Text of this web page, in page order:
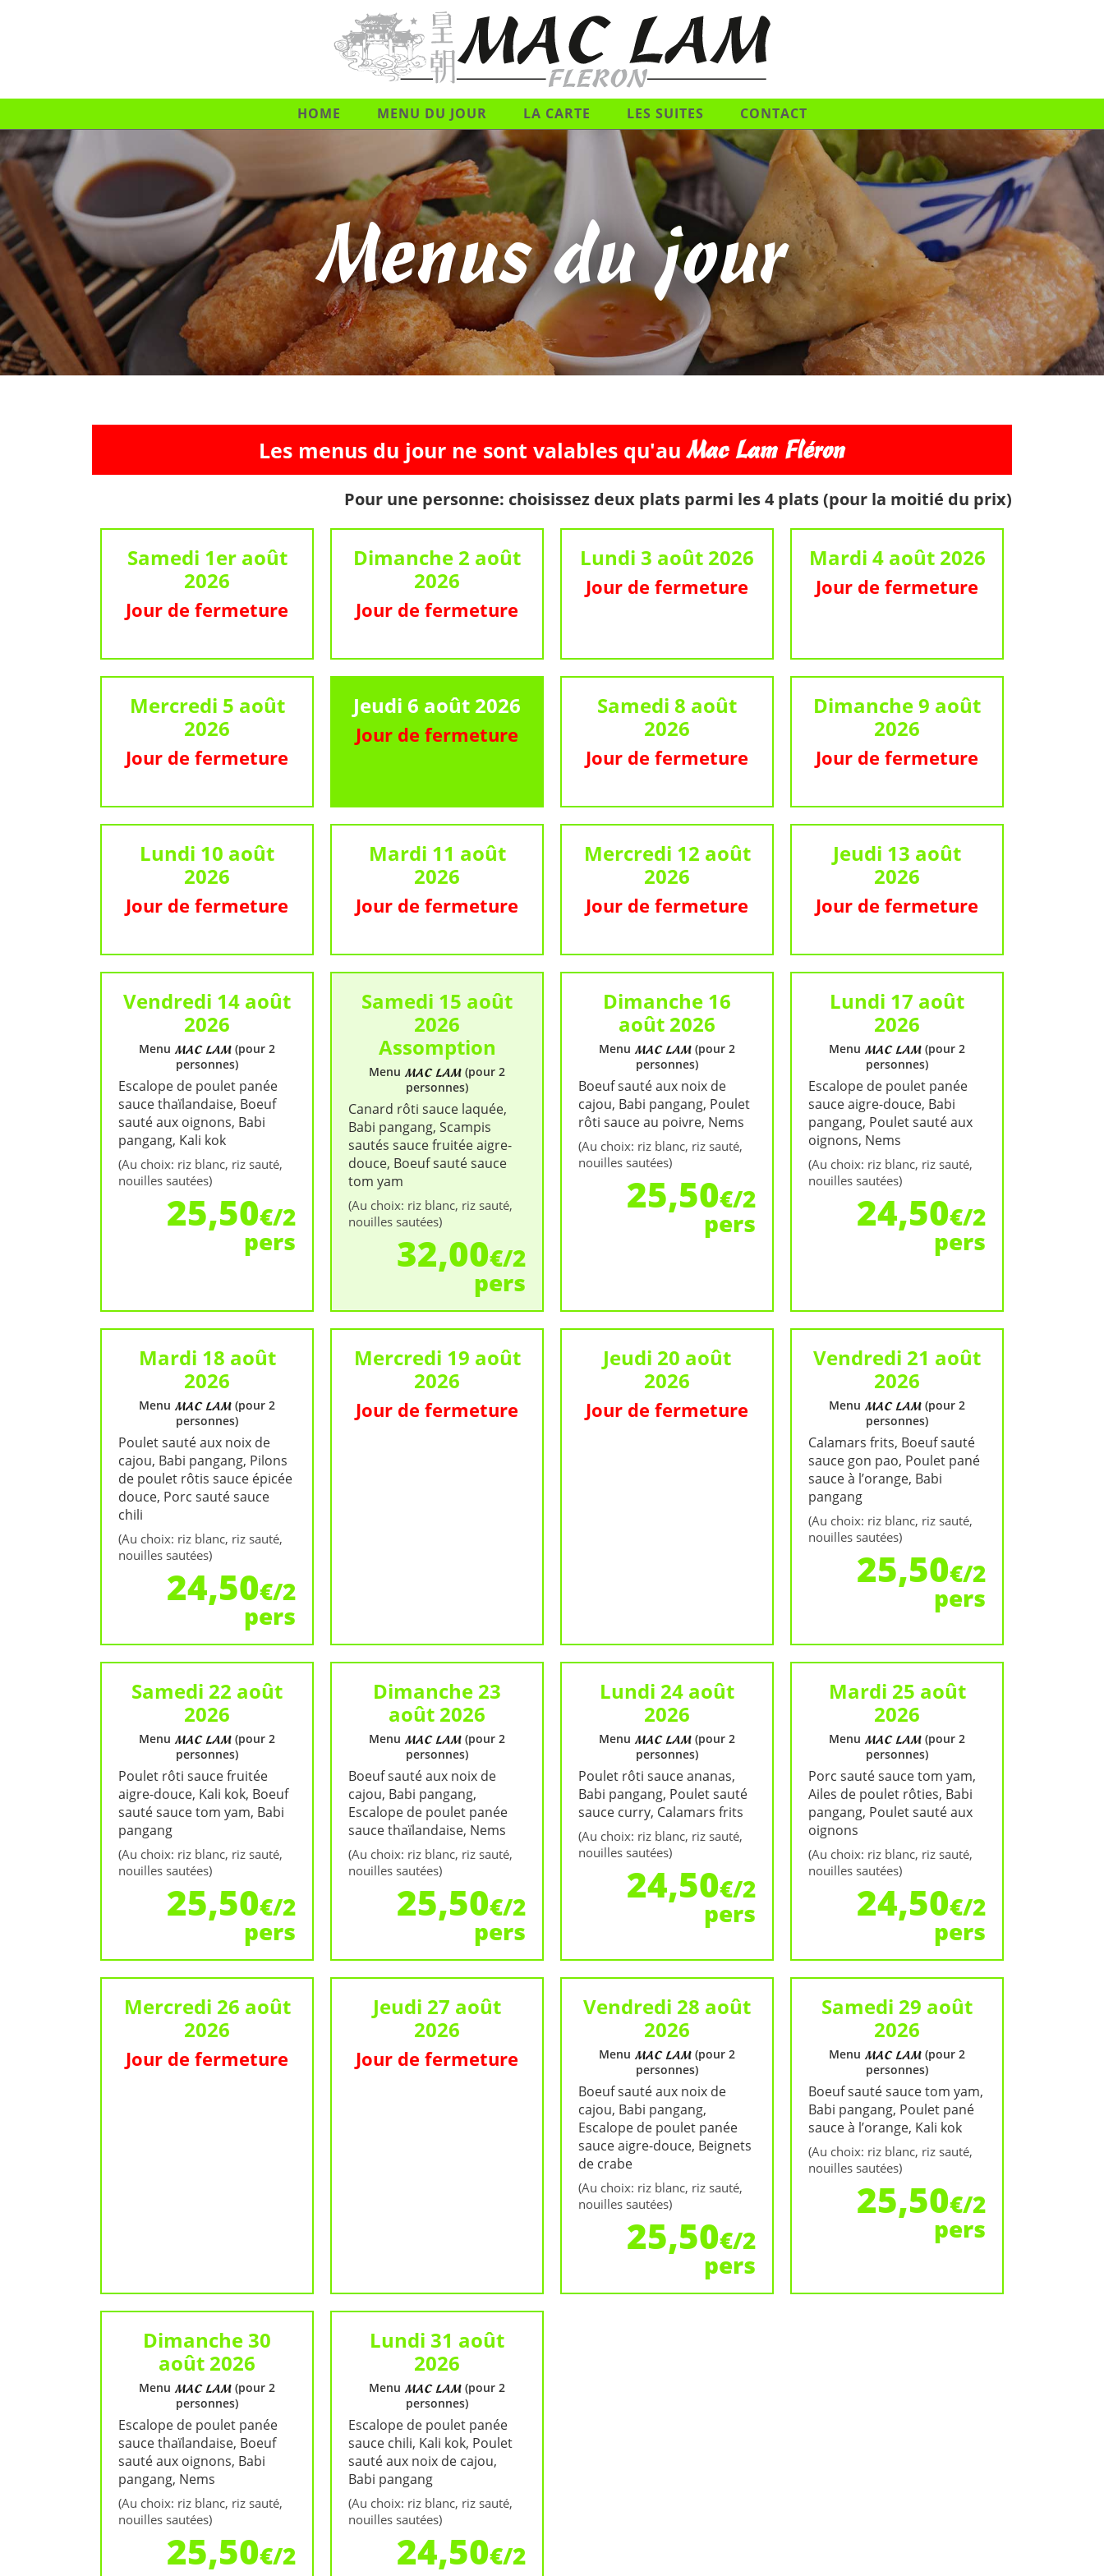
HOME MENU DU JOUR LA CARTE LES SUITES CONTACT
Menus du jour
Les menus du jour ne sont valables qu'auMac Lam Fléron
Pour une personne: choisissez deux plats parmi les 4 plats (pour la moitié du prix)
Samedi 1er août
2026
Jour de fermeture
Dimanche 2 août
2026
Jour de fermeture
Lundi 3 août 2026
Jour de fermeture
Mardi 4 août 2026
Jour de fermeture
Mercredi 5 août
2026
Jour de fermeture
Jeudi 6 août 2026
Jour de fermeture
Samedi 8 août
2026
Jour de fermeture
Dimanche 9 août
2026
Jour de fermeture
Lundi 10 août
2026
Jour de fermeture
Mardi 11 août
2026
Jour de fermeture
Mercredi 12 août
2026
Jour de fermeture
Jeudi 13 août
2026
Jour de fermeture
Vendredi 14 août
2026
Menu
(pour 2
personnes)
Escalope de poulet panée
sauce thaïlandaise, Boeuf
sauté aux oignons, Babi
pangang, Kali kok
(Au choix: riz blanc, riz sauté,
nouilles sautées)
25,50€/2
pers
Samedi 15 août
2026
Assomption
Menu
(pour 2
personnes)
Canard rôti sauce laquée,
Babi pangang, Scampis
sautés sauce fruitée aigre-
douce, Boeuf sauté sauce
tom yam
(Au choix: riz blanc, riz sauté,
nouilles sautées)
32,00€/2
pers
Dimanche 16
août 2026
Menu
(pour 2
personnes)
Boeuf sauté aux noix de
cajou, Babi pangang, Poulet
rôti sauce au poivre, Nems
(Au choix: riz blanc, riz sauté,
nouilles sautées)
25,50€/2
pers
Lundi 17 août
2026
Menu
(pour 2
personnes)
Escalope de poulet panée
sauce aigre-douce, Babi
pangang, Poulet sauté aux
oignons, Nems
(Au choix: riz blanc, riz sauté,
nouilles sautées)
24,50€/2
pers
Mardi 18 août
2026
Menu
(pour 2
personnes)
Poulet sauté aux noix de
cajou, Babi pangang, Pilons
de poulet rôtis sauce épicée
douce, Porc sauté sauce
chili
(Au choix: riz blanc, riz sauté,
nouilles sautées)
24,50€/2
pers
Mercredi 19 août
2026
Jour de fermeture
Jeudi 20 août
2026
Jour de fermeture
Vendredi 21 août
2026
Menu
(pour 2
personnes)
Calamars frits, Boeuf sauté
sauce gon pao, Poulet pané
sauce à l’orange, Babi
pangang
(Au choix: riz blanc, riz sauté,
nouilles sautées)
25,50€/2
pers
Samedi 22 août
2026
Menu
(pour 2
personnes)
Poulet rôti sauce fruitée
aigre-douce, Kali kok, Boeuf
sauté sauce tom yam, Babi
pangang
(Au choix: riz blanc, riz sauté,
nouilles sautées)
25,50€/2
pers
Dimanche 23
août 2026
Menu
(pour 2
personnes)
Boeuf sauté aux noix de
cajou, Babi pangang,
Escalope de poulet panée
sauce thaïlandaise, Nems
(Au choix: riz blanc, riz sauté,
nouilles sautées)
25,50€/2
pers
Lundi 24 août
2026
Menu
(pour 2
personnes)
Poulet rôti sauce ananas,
Babi pangang, Poulet sauté
sauce curry, Calamars frits
(Au choix: riz blanc, riz sauté,
nouilles sautées)
24,50€/2
pers
Mardi 25 août
2026
Menu
(pour 2
personnes)
Porc sauté sauce tom yam,
Ailes de poulet rôties, Babi
pangang, Poulet sauté aux
oignons
(Au choix: riz blanc, riz sauté,
nouilles sautées)
24,50€/2
pers
Mercredi 26 août
2026
Jour de fermeture
Jeudi 27 août
2026
Jour de fermeture
Vendredi 28 août
2026
Menu
(pour 2
personnes)
Boeuf sauté aux noix de
cajou, Babi pangang,
Escalope de poulet panée
sauce aigre-douce, Beignets
de crabe
(Au choix: riz blanc, riz sauté,
nouilles sautées)
25,50€/2
pers
Samedi 29 août
2026
Menu
(pour 2
personnes)
Boeuf sauté sauce tom yam,
Babi pangang, Poulet pané
sauce à l’orange, Kali kok
(Au choix: riz blanc, riz sauté,
nouilles sautées)
25,50€/2
pers
Dimanche 30
août 2026
Menu
(pour 2
personnes)
Escalope de poulet panée
sauce thaïlandaise, Boeuf
sauté aux oignons, Babi
pangang, Nems
(Au choix: riz blanc, riz sauté,
nouilles sautées)
25,50€/2
Lundi 31 août
2026
Menu
(pour 2
personnes)
Escalope de poulet panée
sauce chili, Kali kok, Poulet
sauté aux noix de cajou,
Babi pangang
(Au choix: riz blanc, riz sauté,
nouilles sautées)
24,50€/2